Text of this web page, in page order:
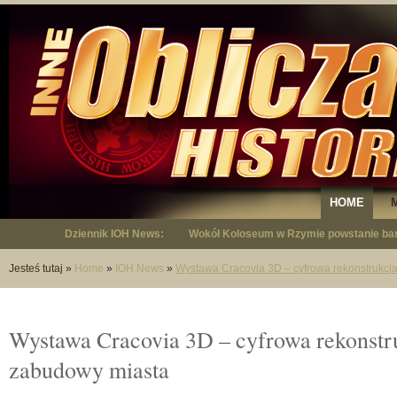
HOME
Dziennik IOH News: Wokół Koloseum w Rzymie powstanie
"Niepodległy - opowieść o Januszu
Jesteś tutaj » Home » IOH News » Wystawa Cracovia 3D – cyfrowa
Wystawa Cracovia 3D – cyfrowa
zabudowy miasta